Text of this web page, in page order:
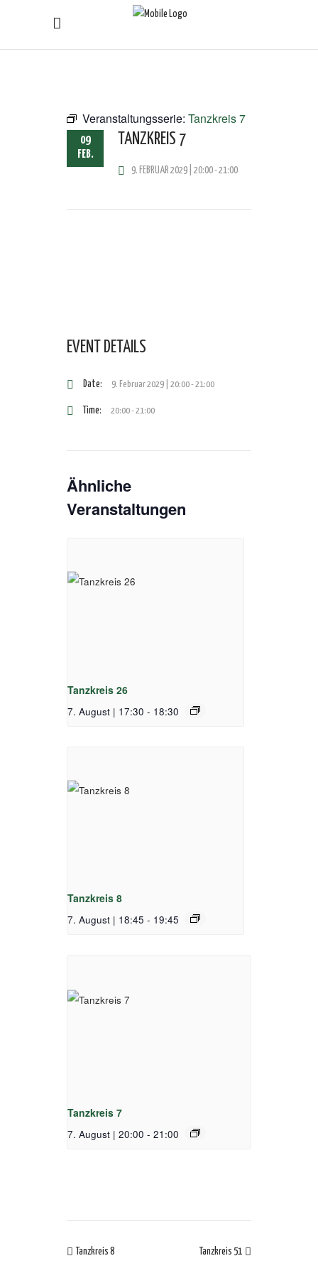
Veranstaltungsserie: Tanzkreis 7
09
FEB.
TANZKREIS 7
9. FEBRUAR 2029 | 20:00-21:00
EVENT DETAILS
Date: 9. Februar 2029 | 20:00-21:00
Time: 20:00 - 21:00
Ähnliche
Veranstaltungen
Tanzkreis 26
7. August | 17:30 - 18:30
Tanzkreis 8
7. August | 18:45 - 19:45
Tanzkreis 7
7. August | 20:00 - 21:00
Tanzkreis 8 Tanzkreis 51